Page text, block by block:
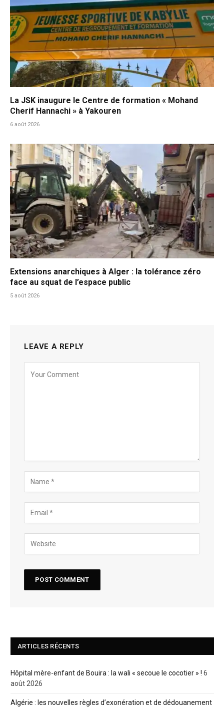
La JSK inaugure le Centre de formation « Mohand
Cherif Hannachi » à Yakouren
6 août 2026
Extensions anarchiques à Alger : la tolérance zéro
face au squat de l’espace public
5 août 2026
LEAVE A REPLY
ARTICLES RÉCENTS
Hôpital mère-enfant de Bouira : la wali « secoue le cocotier » ! 6
août 2026
Algérie : les nouvelles règles d’exonération et de dédouanement